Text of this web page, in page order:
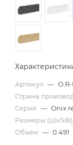
Артикул — O.R-
Страна
Серия — Onix
Размеры
Объем — 0.491